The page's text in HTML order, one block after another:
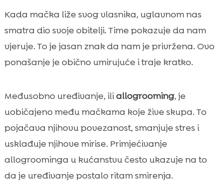
Kada mačka liže svog vlasnika, uglavnom nas
smatra dio svoje obitelji. Time pokazuje da nam
vjeruje. To je jasan znak da nam je privržena. Ovo
ponašanje je obično umirujuće i traje kratko.
Međusobno uređivanje, iliallogrooming, je
uobičajeno među mačkama koje žive skupa. To
pojačava njihovu povezanost, smanjuje stres i
usklađuje njihove mirise. Primjećivanje
allogroominga u kućanstvu često ukazuje na to
da je uređivanje postalo ritam smirenja.